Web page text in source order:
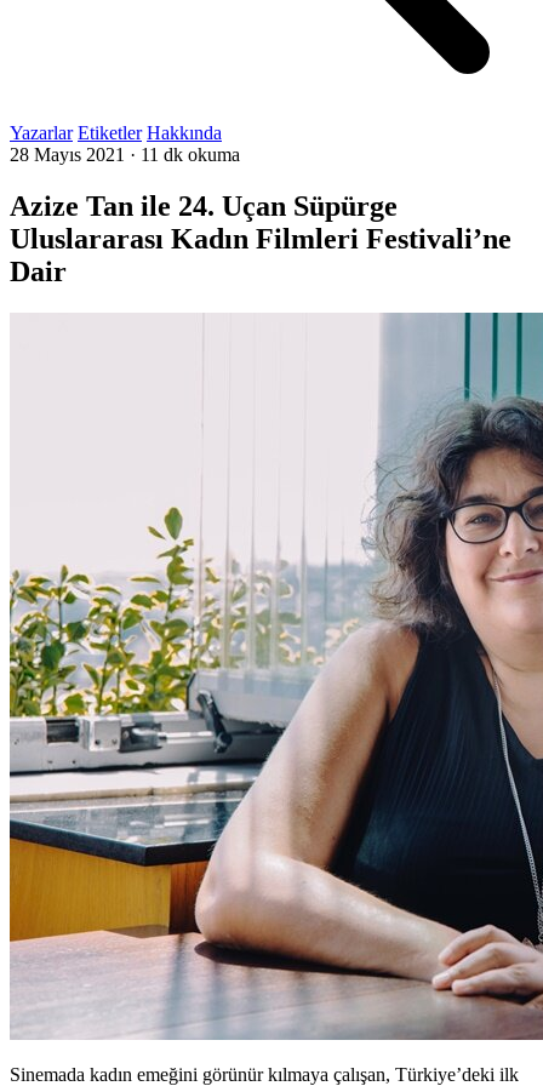
Yazarlar Etiketler Hakkında
28 Mayıs 2021 · 11 dk okuma
Azize Tan ile 24. Uçan Süpürge
Uluslararası Kadın Filmleri Festivali’ne
Dair
Sinemada kadın emeğini görünür kılmaya çalışan, Türkiye’deki ilk